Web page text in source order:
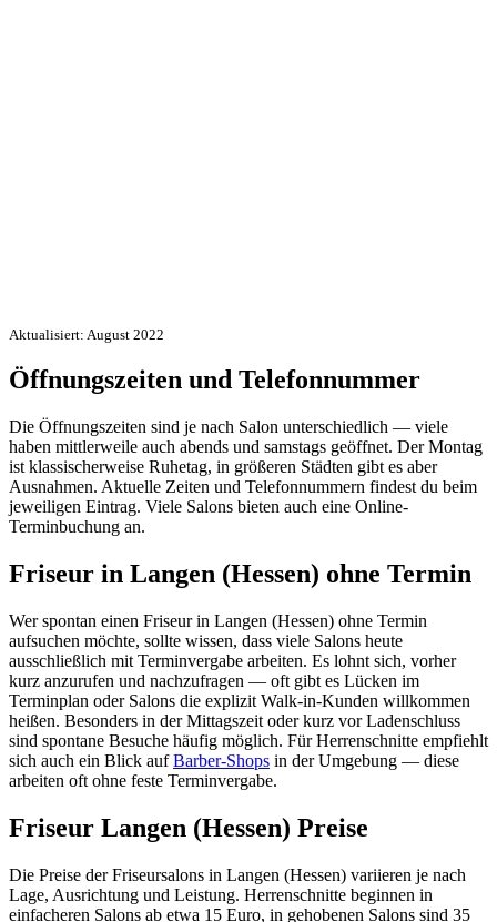
Aktualisiert: August 2022
Öffnungszeiten und Telefonnummer
Die Öffnungszeiten sind je nach Salon unterschiedlich — viele
haben mittlerweile auch abends und samstags geöffnet. Der Montag
ist klassischerweise Ruhetag, in größeren Städten gibt es aber
Ausnahmen. Aktuelle Zeiten und Telefonnummern findest du beim
jeweiligen Eintrag. Viele Salons bieten auch eine Online-
Terminbuchung an.
Friseur in Langen (Hessen) ohne Termin
Wer spontan einen Friseur in Langen (Hessen) ohne Termin
aufsuchen möchte, sollte wissen, dass viele Salons heute
ausschließlich mit Terminvergabe arbeiten. Es lohnt sich, vorher
kurz anzurufen und nachzufragen — oft gibt es Lücken im
Terminplan oder Salons die explizit Walk-in-Kunden willkommen
heißen. Besonders in der Mittagszeit oder kurz vor Ladenschluss
sind spontane Besuche häufig möglich. Für Herrenschnitte empfiehlt
sich auch ein Blick aufBarber-Shops in der Umgebung — diese
arbeiten oft ohne feste Terminvergabe.
Friseur Langen (Hessen) Preise
Die Preise der Friseursalons in Langen (Hessen) variieren je nach
Lage, Ausrichtung und Leistung. Herrenschnitte beginnen in
einfacheren Salons ab etwa 15 Euro, in gehobenen Salons sind 35